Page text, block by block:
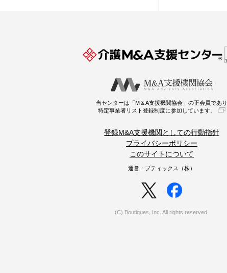
当センターは「M＆A支援機関協会」の正会員であり
特定事業者リスト登録制度に参加しています。
登録M&A支援機関としての行動指針
プライバシーポリシー
このサイトについて
運営：ブティックス（株）
(C) Boutiques, Inc. All rights reserved.